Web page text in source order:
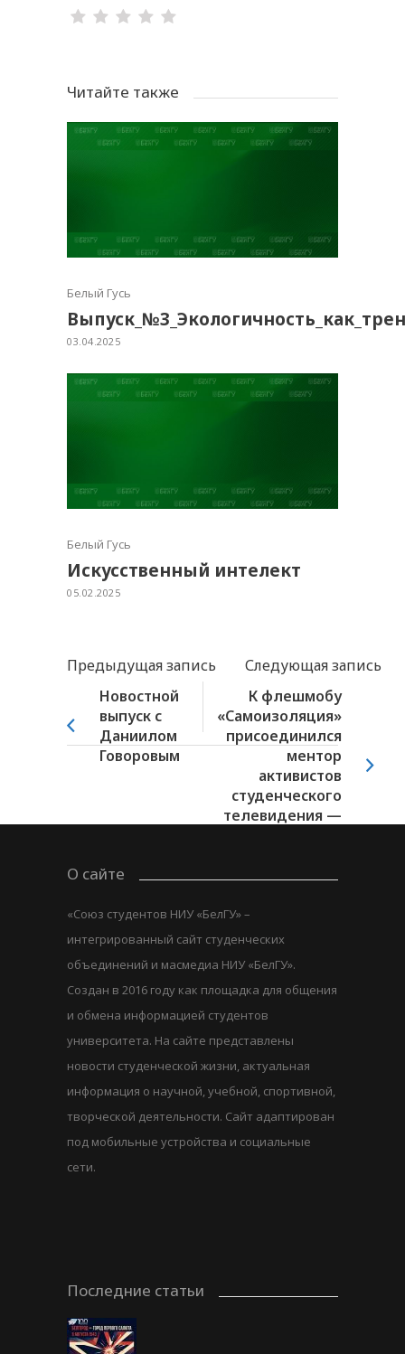
Читайте также
Белый Гусь
03.04.2025
Белый Гусь
Искусственный интелект
05.02.2025
Предыдущая запись
Следующая запись
Новостной
выпуск с
Даниилом
Говоровым
К флешмобу
«Самоизоляция»
присоединился
ментор
активистов
студенческого
телевидения —
О сайте
«Союз студентов НИУ «БелГУ» –
интегрированный сайт студенческих
объединений и масмедиа НИУ «БелГУ».
Создан в 2016 году как площадка для общения
и обмена информацией студентов
университета. На сайте представлены
новости студенческой жизни, актуальная
информация о научной, учебной, спортивной,
творческой деятельности. Сайт адаптирован
под мобильные устройства и социальные
сети.
Последние статьи